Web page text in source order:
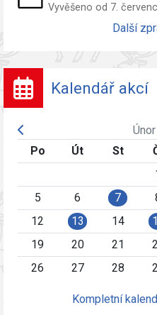
Vyvěšeno od 7.
Další
Kalendář akcí
Po
Út St
5
6 7
12
13 14
19
20 21
26
27 28
Kompletní